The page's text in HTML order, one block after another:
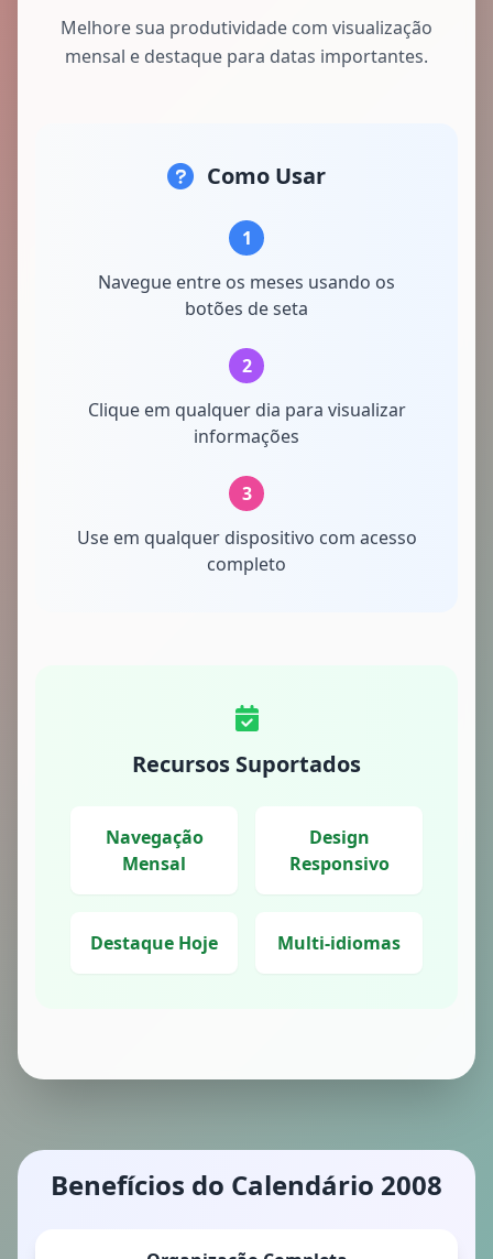
Melhore sua produtividade com visualização
mensal e destaque para datas importantes.
Como Usar
1
Navegue entre os meses usando os
botões de seta
2
Clique em qualquer dia para visualizar
informações
3
Use em qualquer dispositivo com acesso
completo
Recursos Suportados
Navegação
Mensal
Design
Responsivo
Destaque Hoje Multi-idiomas
Benefícios do Calendário 2008